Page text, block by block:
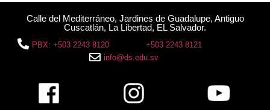
Calle del Mediterráneo, Jardines de Guadalupe, Antiguo
Cuscatlán, La Libertad, EL Salvador.
PBX: +503 2243 8120
+503 2243 8121
info@ds.edu.sv